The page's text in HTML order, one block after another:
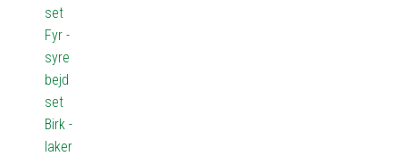
set
Fyr -
syre
bejd
set
Birk -
laker